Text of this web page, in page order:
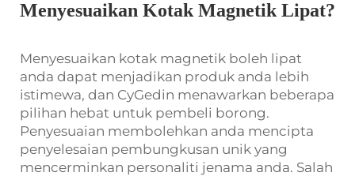
Menyesuaikan Kotak Magnetik Lipat?
Menyesuaikan kotak magnetik boleh lipat
anda dapat menjadikan produk anda lebih
istimewa, dan CyGedin menawarkan beberapa
pilihan hebat untuk pembeli borong.
Penyesuaian membolehkan anda mencipta
penyelesaian pembungkusan unik yang
mencerminkan personaliti jenama anda. Salah